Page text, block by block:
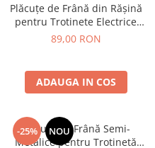
Plăcuțe de Frână din Rășină
pentru Trotinete Electrice
KuKirin G2 Pro, G2 Max, A1 și
89,00 RON
ADAUGA IN COS
-25% NOU
Plăcuțe de Frână Semi-
Metalice pentru Trotinetă